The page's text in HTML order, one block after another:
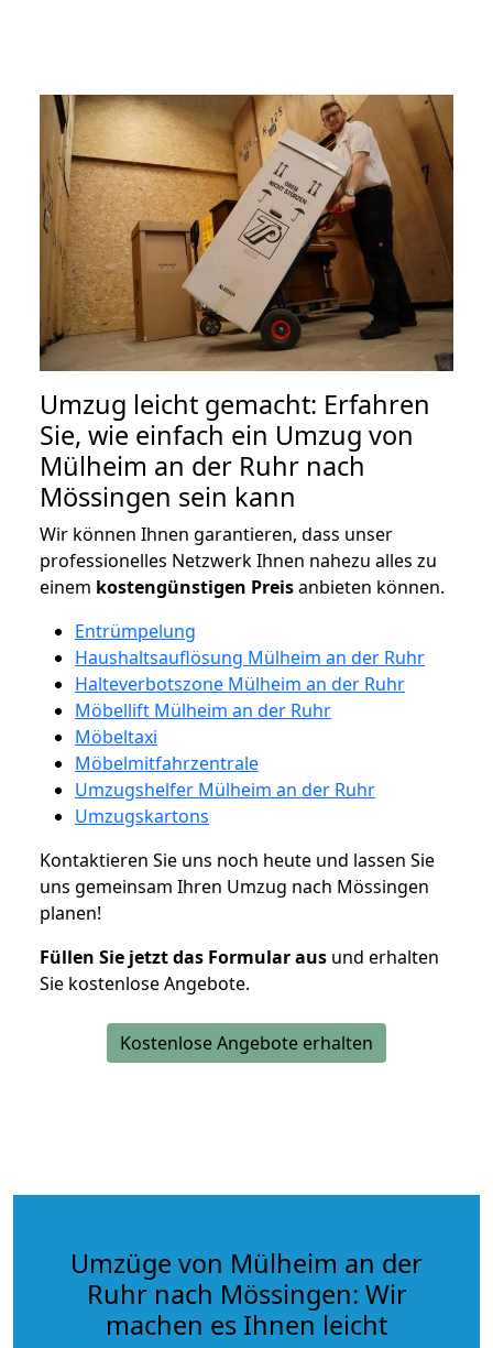
Umzug leicht gemacht: Erfahren
Sie, wie einfach ein Umzug von
Mülheim an der Ruhr nach
Mössingen sein kann
Wir können Ihnen garantieren, dass unser
professionelles Netzwerk Ihnen nahezu alles zu
einem kostengünstigen Preisanbieten können.
Entrümpelung
Haushaltsauflösung Mülheim an der Ruhr
Halteverbotszone Mülheim an der Ruhr
Möbellift Mülheim an der Ruhr
Möbeltaxi
Möbelmitfahrzentrale
Umzugshelfer Mülheim an der Ruhr
Umzugskartons
Kontaktieren Sie uns noch heute und lassen Sie
uns gemeinsam Ihren Umzug nach Mössingen
planen!
Füllen Sie jetzt das Formular aus und erhalten
Sie kostenlose Angebote.
Kostenlose Angebote erhalten
Umzüge von Mülheim an der
Ruhr nach Mössingen: Wir
machen es Ihnen leicht